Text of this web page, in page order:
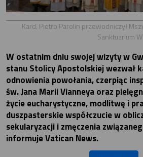
Kard. Pietro Parolin przewodniczył
Sanktuarium
W ostatnim dniu swojej wizyty w
stanu Stolicy Apostolskiej wezwał
odnowienia powołania, czerpiąc
św. Jana Marii Vianneya oraz
życie eucharystyczne, modlitwę i
duszpasterskie współczucie w
sekularyzacji i zmęczenia
informuje Vatican News.